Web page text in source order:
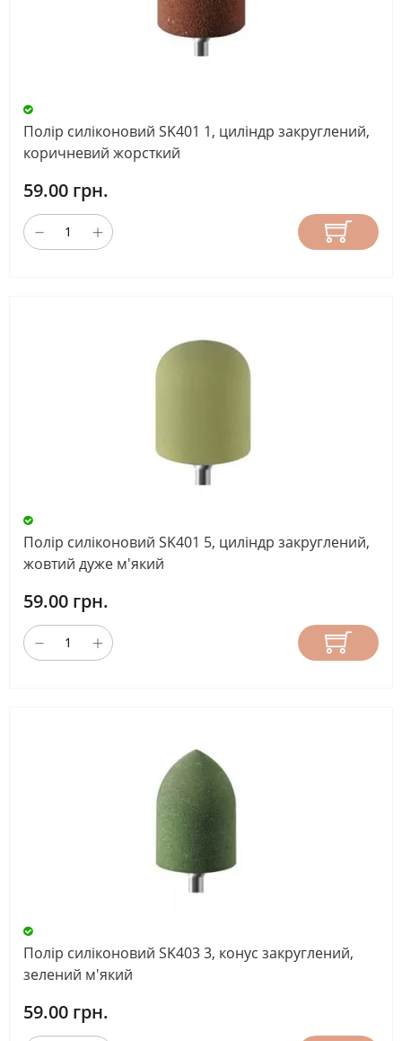
Полір силіконовий SK401 1, циліндр закруглений,
коричневий жорсткий
59.00 грн.
Полір силіконовий SK401 5, циліндр закруглений,
жовтий дуже м'який
59.00 грн.
Полір силіконовий SK403 3, конус закруглений,
зелений м'який
59.00 грн.